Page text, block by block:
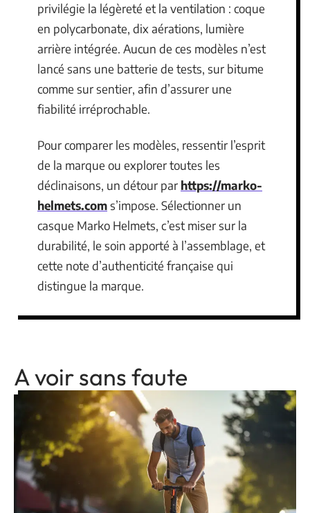
privilégie la légèreté et la ventilation : coque
en polycarbonate, dix aérations, lumière
arrière intégrée. Aucun de ces modèles n’est
lancé sans une batterie de tests, sur bitume
comme sur sentier, afin d’assurer une
fiabilité irréprochable.
Pour comparer les modèles, ressentir l’esprit
de la marque ou explorer toutes les
déclinaisons, un détour par https://marko-
helmets.coms’impose. Sélectionner un
casque Marko Helmets, c’est miser sur la
durabilité, le soin apporté à l’assemblage, et
cette note d’authenticité française qui
distingue la marque.
A voir sans faute